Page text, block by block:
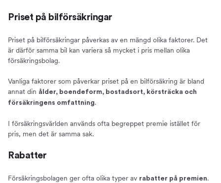
Priset på bilförsäkringar
Priset på bilförsäkringar påverkas av en mängd olika faktorer. Det
är därför samma bil kan variera så mycket i pris mellan olika
försäkringsbolag.
Vanliga faktorer som påverkar priset på en bilförsäkring är bland
annat din ålder, boendeform, bostadsort, körsträcka och
försäkringens omfattning.
I försäkringsvärlden används ofta begreppet premie istället för
pris, men det är samma sak.
Rabatter
Försäkringsbolagen ger ofta olika typer av rabatter på premien.